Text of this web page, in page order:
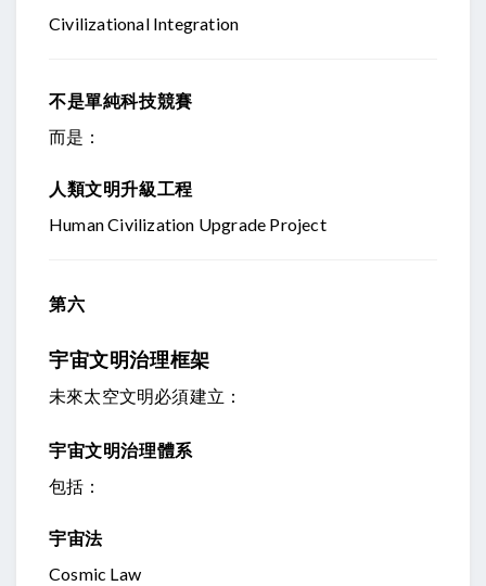
Civilizational Integration
不是單純科技競賽
而是：
人類文明升級工程
Human Civilization Upgrade Project
第六
宇宙文明治理框架
未來太空文明必須建立：
宇宙文明治理體系
包括：
宇宙法
Cosmic Law